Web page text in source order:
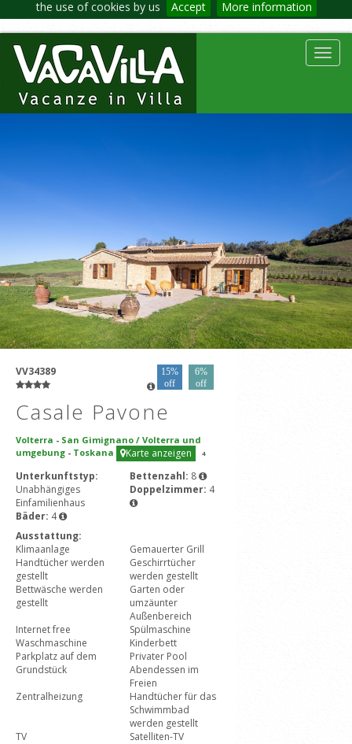
the use of cookies by us Accept More information
VV34389
15%
off
6%
off
Casale Pavone
Volterra - San Gimignano / Volterra und
umgebung - Toskana Karte anzeigen 4
Unterkunftstyp:
Unabhängiges
Einfamilienhaus
Bettenzahl: 8
Doppelzimmer: 4
Bäder: 4
Ausstattung:
Klimaanlage
Gemauerter Grill
Handtücher werden
gestellt
Geschirrtücher
werden gestellt
Bettwäsche werden
gestellt
Garten oder
umzäunter
Außenbereich
Internet free
Spülmaschine
Waschmaschine
Kinderbett
Parkplatz auf dem
Grundstück
Privater Pool
Abendessen im
Freien
Zentralheizung
Handtücher für das
Schwimmbad
werden gestellt
TV
Satelliten-TV